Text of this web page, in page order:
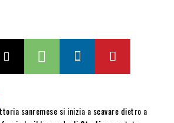
sanremese si inizia a scavare dietro a